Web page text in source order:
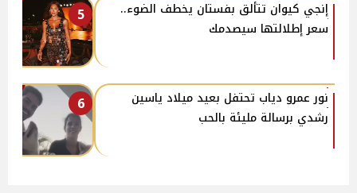
5
إنجي كيوان تتألق بفستان يخطف الضوء..
سعر إطلالتها سيصدمك
6
نور عمرو دياب تحتفل بعيد ميلاد ياسين
رشدي برسالة مليئة بالحب